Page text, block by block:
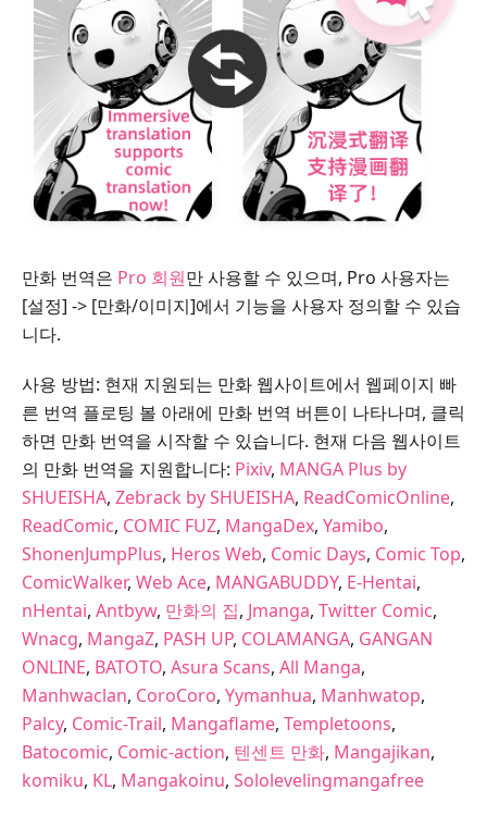
만화 번역은 Pro 회원만 사용할 수 있으며, Pro 사용자는
[설정] -> [만화/이미지]에서 기능을 사용자 정의할 수 있습
니다.
사용 방법: 현재 지원되는 만화 웹사이트에서 웹페이지 빠
른 번역 플로팅 볼 아래에 만화 번역 버튼이 나타나며, 클릭
하면 만화 번역을 시작할 수 있습니다. 현재 다음 웹사이트
의 만화 번역을 지원합니다: Pixiv, MANGA Plus by
SHUEISHA, Zebrack by SHUEISHA, ReadComicOnline,
ReadComic, COMIC FUZ, MangaDex, Yamibo,
ShonenJumpPlus, Heros Web, Comic Days, Comic Top,
ComicWalker, Web Ace, MANGABUDDY, E-Hentai,
nHentai, Antbyw, 만화의 집, Jmanga, Twitter Comic,
Wnacg, MangaZ, PASH UP, COLAMANGA, GANGAN
ONLINE, BATOTO, Asura Scans, All Manga,
Manhwaclan, CoroCoro, Yymanhua, Manhwatop,
Palcy, Comic-Trail, Mangaflame, Templetoons,
Batocomic, Comic-action, 텐센트 만화, Mangajikan,
komiku, KL, Mangakoinu, Sololevelingmangafree